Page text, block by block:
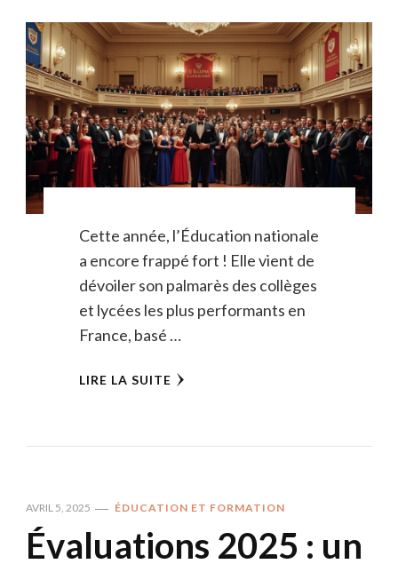
Cette année, l’Éducation nationale
a encore frappé fort ! Elle vient de
dévoiler son palmarès des collèges
et lycées les plus performants en
France, basé …
LIRE LA SUITE
AVRIL 5, 2025 ÉDUCATION ET FORMATION
Évaluations 2025 : un